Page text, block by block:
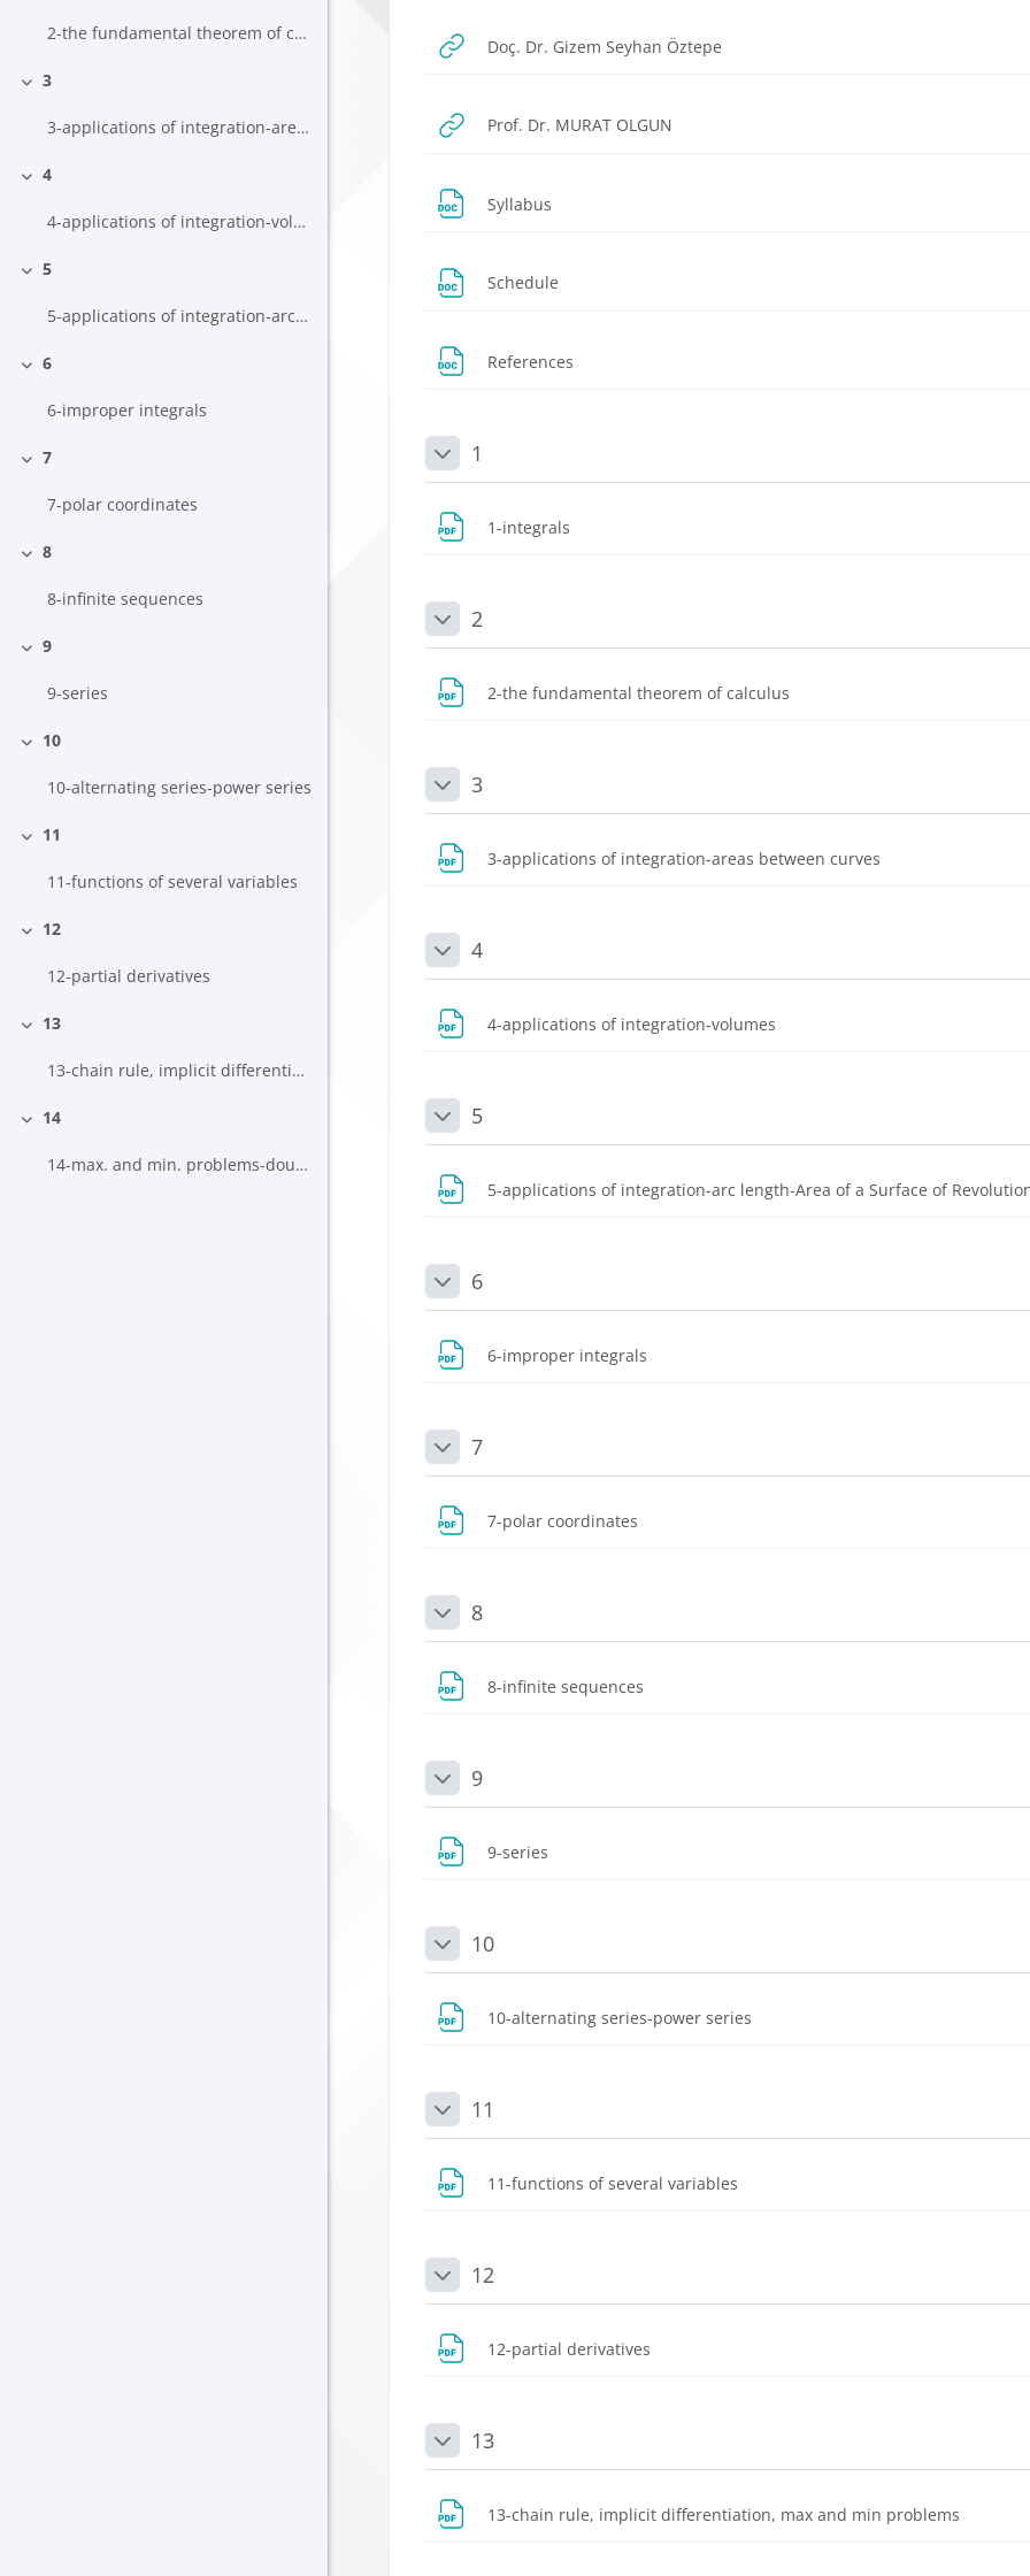
2-the fundamental theorem of calculus
Daralt
3
3-applications of integration-areas between curves
Daralt
4
4-applications of integration-volumes
Daralt
5
5-applications of integration-arc length-Area of a Surface of Revolution
Daralt
6
6-improper integrals
Daralt
7
7-polar coordinates
Daralt
8
8-infinite sequences
Daralt
9
9-series
Daralt
10
10-alternating series-power series
Daralt
11
11-functions of several variables
Daralt
12
12-partial derivatives
Daralt
13
13-chain rule, implicit differentiation, max and min problems
Daralt
14
14-max. and min. problems-double integrals
Doç. Dr. Gizem Seyhan ÖztepeURL
Prof. Dr. MURAT OLGUNURL
Syllabus
Schedule
References
Daralt
1
1-integrals
Daralt
2
2-the fundamental theorem of calculus
Daralt
3
3-applications of integration-areas between curves
Daralt
4
4-applications of integration-volumes
Daralt
5
5-applications of integration-arc length-Area of a Surface of
Daralt
6
6-improper integrals
Daralt
7
7-polar coordinates
Daralt
8
8-infinite sequences
Daralt
9
9-series
Daralt10
10-alternating series-power series
Daralt11
11-functions of several variables
Daralt12
12-partial derivatives
Daralt13
13-chain rule, implicit differentiation, max and min problems